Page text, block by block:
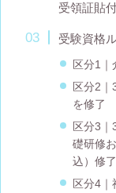
受領証貼
受験資格
区分1｜
区分2｜
を修了
区分3｜
礎研修
込）修
区分4｜